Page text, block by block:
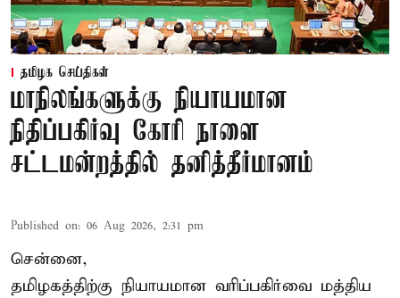
தமிழக செய்திகள்
மாநிலங்களுக்கு நியாயமான
நிதிப்பகிர்வு கோரி நாளை
சட்டமன்றத்தில் தனித்தீர்மானம்
Published on: 06 Aug 2026, 2:31 pm
சென்னை,
தமிழகத்திற்கு நியாயமான வரிப்பகிர்வை மத்திய